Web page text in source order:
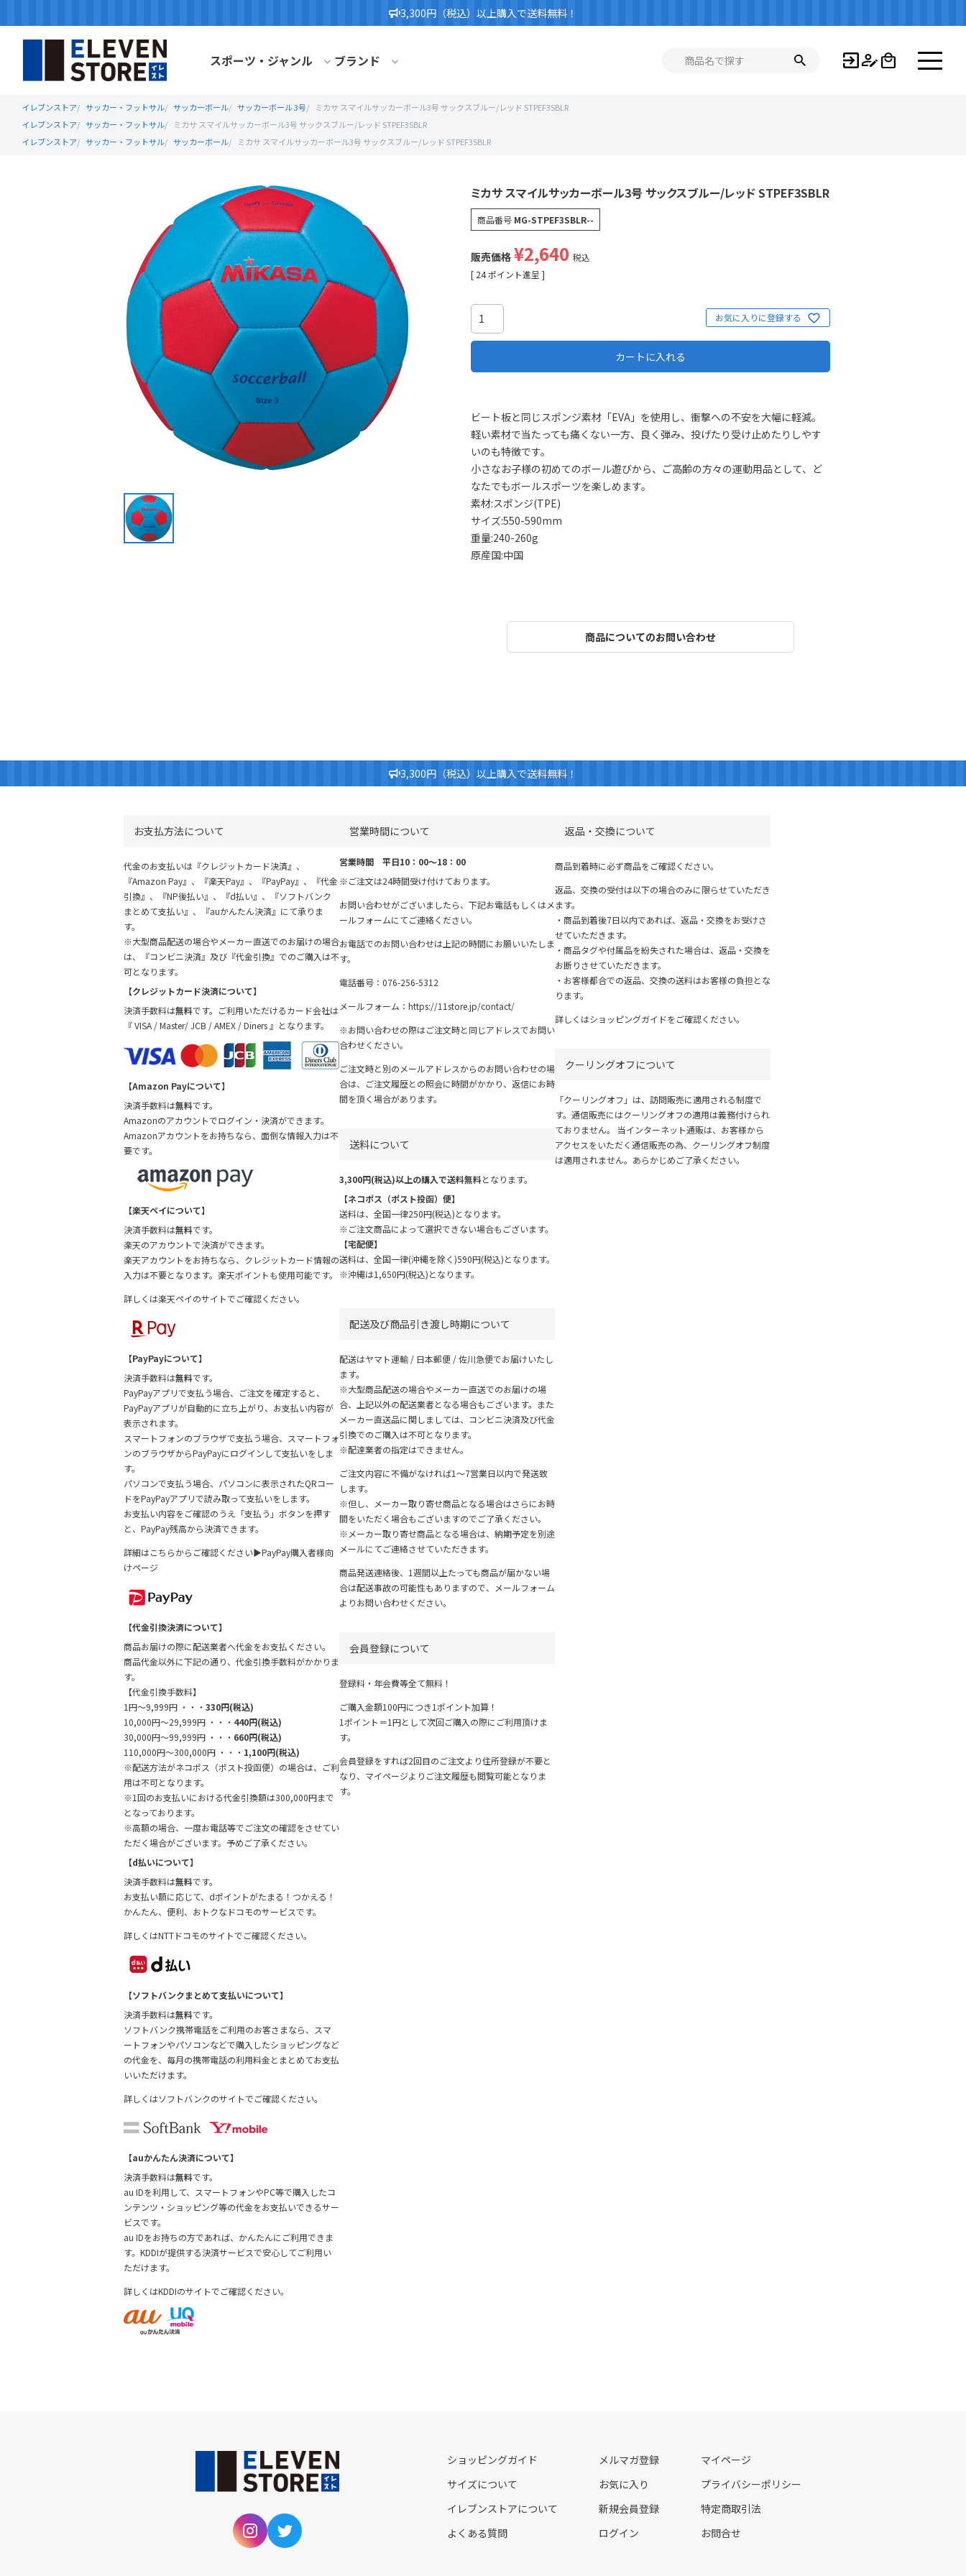
3,300円（税込）以上購入で送料無料！
スポーツ・ジャンル ブランド
イレブンストア サッカー・フットサル サッカーボール サッカーボール 3号
ミカサ スマイルサッカーボール3号 サックスブルー/レッド STPEF3SBLR
イレブンストア
サッカー・フットサル
ミカサ スマイルサッカーボール3号 サックスブルー/レッド STPEF3SBLR
イレブンストア
サッカー・フットサル サッカーボール ミカサ スマイルサッカーボール3号 サックスブルー/レッド STPEF3SBLR
ミカサ スマイルサッカーボール3号 サックスブルー/レッド STPEF3SBLR
商品番号 MG-STPEF3SBLR--
販売価格 ¥2,640 税込
[ 24ポイント進呈 ]
お気に入りに登録する
カートに入れる
ビート板と同じスポンジ素材「EVA」を使用し、衝撃への不安を大幅に軽減。
軽い素材で当たっても痛くない一方、良く弾み、投げたり受け止めたりしやす
いのも特徴です。
小さなお子様の初めてのボール遊びから、ご高齢の方々の運動用品として、ど
なたでもボールスポーツを楽しめます。
素材:スポンジ(TPE)
サイズ:550-590mm
重量:240-260g
原産国:中国
商品についてのお問い合わせ
3,300円（税込）以上購入で送料無料！
お支払方法について
代金のお支払いは『クレジットカード決済』、
『Amazon Pay』、『楽天Pay』、『PayPay』、『代金
引換』、『NP後払い』、『d払い』、『ソフトバンク
まとめて支払い』、『auかんたん決済』にて承りま
す。
※大型商品配送の場合やメーカー直送でのお届けの場合
は、『コンビニ決済』及び『代金引換』でのご購入は不
可となります。
【クレジットカード決済について】
決済手数料は無料です。ご利用いただけるカード会社は
『 VISA / Master/ JCB / AMEX / Diners 』となります。
【Amazon Payについて】
決済手数料は無料です。
Amazonのアカウントでログイン・決済ができます。
Amazonアカウントをお持ちなら、面倒な情報入力は不
要です。
【楽天ペイについて】
決済手数料は無料です。
楽天のアカウントで決済ができます。
楽天アカウントをお持ちなら、クレジットカード情報の
入力は不要となります。楽天ポイントも使用可能です。
詳しくは楽天ペイのサイトでご確認ください。
【PayPayについて】
決済手数料は無料です。
PayPayアプリで支払う場合、ご注文を確定すると、
PayPayアプリが自動的に立ち上がり、お支払い内容が
表示されます。
スマートフォンのブラウザで支払う場合、スマートフォ
ンのブラウザからPayPayにログインして支払いをしま
す。
パソコンで支払う場合、パソコンに表示されたQRコー
ドをPayPayアプリで読み取って支払いをします。
お支払い内容をご確認のうえ「支払う」ボタンを押す
と、PayPay残高から決済できます。
詳細はこちらからご確認ください▶PayPay購入者様向
けページ
【代金引換決済について】
商品お届けの際に配送業者へ代金をお支払ください。
商品代金以外に下記の通り、代金引換手数料がかかりま
す。
【代金引換手数料】
1円～9,999円 ・・・ 330円(税込)
10,000円～29,999円 ・・・ 440円(税込)
30,000円～99,999円 ・・・ 660円(税込)
110,000円～300,000円 ・・・ 1,100円(税込)
※配送方法がネコポス（ポスト投函便）の場合は、ご利
用は不可となります。
※1回のお支払いにおける代金引換額は300,000円まで
となっております。
※高額の場合、一度お電話等でご注文の確認をさせてい
ただく場合がございます。予めご了承ください。
【d払いについて】
決済手数料は無料です。
お支払い額に応じて、dポイントがたまる！つかえる！
かんたん、便利、おトクなドコモのサービスです。
詳しくはNTTドコモのサイトでご確認ください。
【ソフトバンクまとめて支払いについて】
決済手数料は無料です。
ソフトバンク携帯電話をご利用のお客さまなら、スマ
ートフォンやパソコンなどで購入したショッピングなど
の代金を、毎月の携帯電話の利用料金とまとめてお支払
いいただけます。
詳しくはソフトバンクのサイトでご確認ください。
【auかんたん決済について】
決済手数料は無料です。
au IDを利用して、スマートフォンやPC等で購入したコ
ンテンツ・ショッピング等の代金をお支払いできるサー
ビスです。
au IDをお持ちの方であれば、かんたんにご利用できま
す。KDDIが提供する決済サービスで安心してご利用い
ただけます。
詳しくはKDDIのサイトでご確認ください。
営業時間について
営業時間 平日10：00～18：00
※ご注文は24時間受け付けております。
お問い合わせがございましたら、下記お電話もしくはメ
ールフォームにてご連絡ください。
お電話でのお問い合わせは上記の時間にお願いいたしま
す。
電話番号： 076-256-5312
メールフォーム： https://11store.jp/contact/
※お問い合わせの際はご注文時と同じアドレスでお問い
合わせください。
ご注文時と別のメールアドレスからのお問い合わせの場
合は、ご注文履歴との照会に時間がかかり、返信にお時
間を頂く場合があります。
送料について
3,300円(税込)以上の購入で送料無料となります。
【ネコポス（ポスト投函）便】
送料は、全国一律250円(税込)となります。
※ご注文商品によって選択できない場合もございます。
【宅配便】
送料は、全国一律(沖縄を除く)590円(税込)となります。
※沖縄は1,650円(税込)となります。
配送及び商品引き渡し時期について
配送はヤマト運輸 / 日本郵便 / 佐川急便でお届けいたし
ます。
※大型商品配送の場合やメーカー直送でのお届けの場
合、上記以外の配送業者となる場合もございます。また
メーカー直送品に関しましては、コンビニ決済及び代金
引換でのご購入は不可となります。
※配達業者の指定はできません。
ご注文内容に不備がなければ1～7営業日以内で発送致
します。
※但し、メーカー取り寄せ商品となる場合はさらにお時
間をいただく場合もございますのでご了承ください。
※メーカー取り寄せ商品となる場合は、納期予定を別途
メールにてご連絡させていただきます。
商品発送連絡後、1週間以上たっても商品が届かない場
合は配送事故の可能性もありますので、メールフォーム
よりお問い合わせください。
会員登録について
登録料・年会費等全て無料！
ご購入金額100円につき1ポイント加算！
1ポイント＝1円として次回ご購入の際にご利用頂けま
す。
会員登録をすれば2回目のご注文より住所登録が不要と
なり、マイページよりご注文履歴も閲覧可能となりま
す。
返品・交換について
商品到着時に必ず商品をご確認ください。
返品、交換の受付は以下の場合のみに限らせていただき
ます。
・商品到着後7日以内であれば、返品・交換をお受けさ
せていただきます。
・商品タグや付属品を紛失された場合は、返品・交換を
お断りさせていただきます。
・お客様都合での返品、交換の送料はお客様の負担とな
ります。
詳しくはショッピングガイドをご確認ください。
クーリングオフについて
「クーリングオフ」は、訪問販売に適用される制度で
す。通信販売にはクーリングオフの適用は義務付けられ
ておりません。 当インターネット通販は、お客様から
アクセスをいただく通信販売の為、クーリングオフ制度
は適用されません。あらかじめご了承ください。
ショッピングガイド
サイズについて
イレブンストアについて
よくある質問
メルマガ登録
お気に入り
新規会員登録
ログイン
マイページ
プライバシーポリシー
特定商取引法
お問合せ